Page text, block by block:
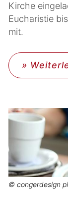
Kirche
Eucharistie
mit.
»
© congerdesign